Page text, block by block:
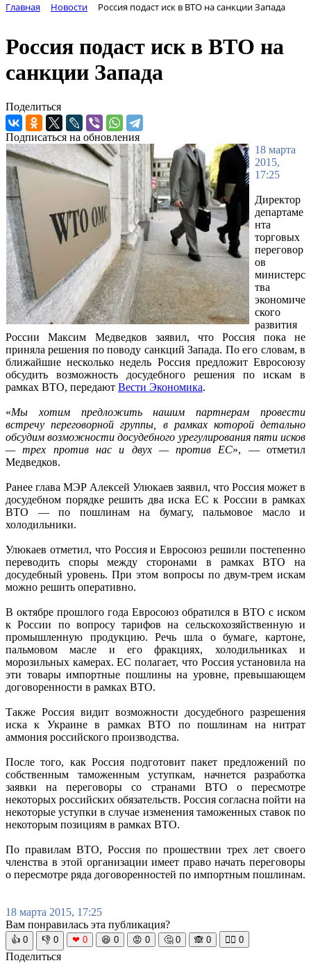
Главная Новости Россия подаст иск в ВТО на санкции Запада
Россия подаст иск в ВТО на
санкции Запада
Поделиться
Подписаться на обновления
18 марта
2015,
17:25
Директор
департаме
нта
торговых
переговор
ов
министерс
тва
экономиче
ского
развития
России Максим Медведков заявил, что Россия пока не
приняла решения по поводу санкций Запада. По его словам, в
ближайшие несколько недель Россия предложит Евросоюзу
обсудить возможность досудебного решения по искам в
рамках ВТО, передают Вести Экономика.
«Мы хотим предложить нашим партнерам провести
встречу переговорной группы, в рамках которой детально
обсудим возможности досудебного урегулирования пяти исков
— трех против нас и двух — против ЕС», — отметил
Медведков.
Ранее глава МЭР Алексей Улюкаев заявил, что Россия может в
досудебном порядке решить два иска ЕС к России в рамках
ВТО — по пошлинам на бумагу, пальмовое масло и
холодильники.
Улюкаев отметил, что Россия и Евросоюз решили постепенно
переводить споры между сторонами в рамках ВТО на
досудебный уровень. При этом вопросы по двум-трем искам
можно решить оперативно.
В октябре прошлого года Евросоюз обратился в ВТО с иском
к России по вопросу тарифов на сельскохозяйственную и
промышленную продукцию. Речь шла о бумаге, картоне,
пальмовом масле и его фракциях, холодильниках и
морозильных камерах. ЕС полагает, что Россия установила на
эти товары импортные пошлины на уровне, превышающем
договоренности в рамках ВТО.
Также Россия видит возможности досудебного разрешения
иска к Украине в рамках ВТО по пошлинам на нитрат
аммония российского производства.
После того, как Россия подготовит пакет предложений по
собственным таможенным уступкам, начнется разработка
заявки на переговоры со странами ВТО о пересмотре
некоторых российских обязательств. Россия согласна пойти на
некоторые уступки в случае изменения таможенных ставок по
некоторым позициям в рамках ВТО.
По правилам ВТО, Россия по прошествии трех лет своего
членства в этой организации имеет право начать переговоры
о пересмотре ряда договоренностей по импортным пошлинам.
18 марта 2015, 17:25
Вам понравилась эта публикация?
👍 0 👎 0 ❤ 0 😆 0 😡 0 🤔 0 🙈 0 🧘‍♀️ 0
Поделиться